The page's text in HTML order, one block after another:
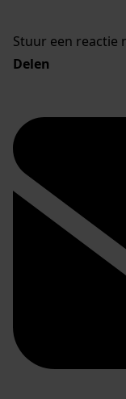
Stuur een reactie
Delen